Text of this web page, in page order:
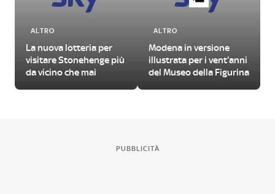
ALTRO
La nuova lotteria per
visitare Stonehenge più
da vicino che mai
ALTRO
Modena in versione
illustrata per i vent'anni
del Museo della Figurina
PUBBLICITÀ